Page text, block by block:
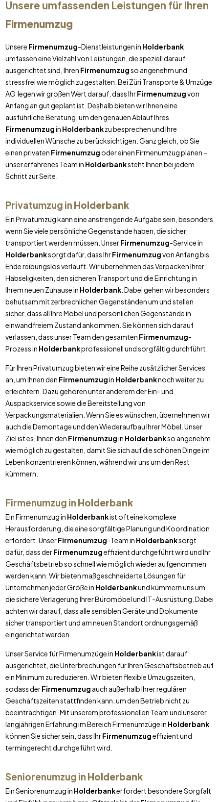
Unsere umfassenden Leistungen für Ihren
Firmenumzug
Unsere Firmenumzug-Dienstleistungen in Holderbank
umfassen eine Vielzahl von Leistungen, die speziell darauf
ausgerichtet sind, Ihren Firmenumzugso angenehm und
stressfrei wie möglich zu gestalten. Bei Züri Transporte & Umzüge
AG legen wir großen Wert darauf, dass IhrFirmenumzugvon
Anfang an gut geplant ist. Deshalb bieten wir Ihnen eine
ausführliche Beratung, um den genauen Ablauf Ihres
Firmenumzugin Holderbankzu besprechen und Ihre
individuellen Wünsche zu berücksichtigen. Ganz gleich, ob Sie
einen privaten Firmenumzugoder einen Firmenumzug planen –
unser erfahrenes Team in Holderbanksteht Ihnen bei jedem
Schritt zur Seite.
Privatumzug in Holderbank
Ein Privatumzug kann eine anstrengende Aufgabe sein, besonders
wenn Sie viele persönliche Gegenstände haben, die sicher
transportiert werden müssen. UnserFirmenumzug-Service in
Holderbanksorgt dafür, dass IhrFirmenumzugvon Anfang bis
Ende reibungslos verläuft. Wir übernehmen das Verpacken Ihrer
Habseligkeiten, den sicheren Transport und die Einrichtung in
Ihrem neuen Zuhause in Holderbank. Dabei gehen wir besonders
behutsam mit zerbrechlichen Gegenständen um und stellen
sicher, dass all Ihre Möbel und persönlichen Gegenstände in
einwandfreiem Zustand ankommen. Sie können sich darauf
verlassen, dass unser Team den gesamten Firmenumzug-
Prozess in Holderbankprofessionell und sorgfältig durchführt.
Für Ihren Privatumzug bieten wir eine Reihe zusätzlicher Services
an, um Ihnen den Firmenumzugin Holderbanknoch weiter zu
erleichtern. Dazu gehören unter anderem der Ein- und
Auspackservice sowie die Bereitstellung von
Verpackungsmaterialien. Wenn Sie es wünschen, übernehmen wir
auch die Demontage und den Wiederaufbau Ihrer Möbel. Unser
Ziel ist es, Ihnen den Firmenumzugin Holderbankso angenehm
wie möglich zu gestalten, damit Sie sich auf die schönen Dinge im
Leben konzentrieren können, während wir uns um den Rest
kümmern.
Firmenumzug in Holderbank
Ein Firmenumzug in Holderbankist oft eine komplexe
Herausforderung, die eine sorgfältige Planung und Koordination
erfordert. UnserFirmenumzug-Team in Holderbanksorgt
dafür, dass derFirmenumzugeffizient durchgeführt wird und Ihr
Geschäftsbetrieb so schnell wie möglich wieder aufgenommen
werden kann. Wir bieten maßgeschneiderte Lösungen für
Unternehmen jeder Größe in Holderbankund kümmern uns um
die sichere Verlagerung Ihrer Büromöbel und IT-Ausrüstung. Dabei
achten wir darauf, dass alle sensiblen Geräte und Dokumente
sicher transportiert und am neuen Standort ordnungsgemäß
eingerichtet werden.
Unser Service für Firmenumzüge in Holderbankist darauf
ausgerichtet, die Unterbrechungen für Ihren Geschäftsbetrieb auf
ein Minimum zu reduzieren. Wir bieten flexible Umzugszeiten,
sodass derFirmenumzug auch außerhalb Ihrer regulären
Geschäftszeiten stattfinden kann, um den Betrieb nicht zu
beeinträchtigen. Mit unserem professionellen Team und unserer
langjährigen Erfahrung im Bereich Firmenumzüge in Holderbank
können Sie sicher sein, dass IhrFirmenumzugeffizient und
termingerecht durchgeführt wird.
Seniorenumzug in Holderbank
Ein Seniorenumzug in Holderbankerfordert besondere Sorgfalt